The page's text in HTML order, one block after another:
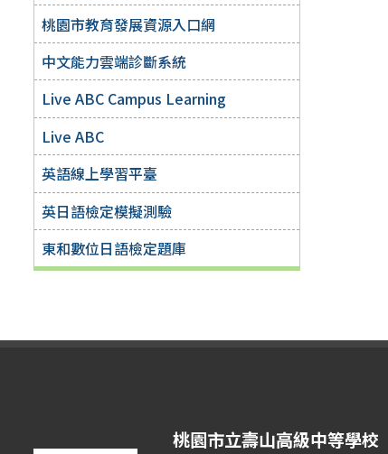
桃園市教育發展資源入口網
中文能力雲端診斷系統
Live ABC Campus Learning
Live ABC
英語線上學習平臺
英日語檢定模擬測驗
東和數位日語檢定題庫
桃園市立壽山高級中等學校